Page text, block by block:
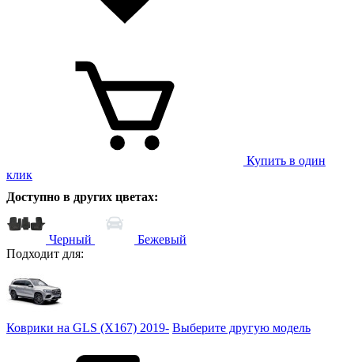
Купить в один
клик
Доступно в других цветах:
Черный
Бежевый
Подходит для:
Коврики на GLS (X167) 2019- Выберите другую модель